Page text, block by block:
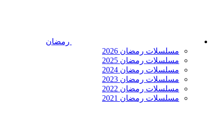
رمضان
مسلسلات رمضان 2026
مسلسلات رمضان 2025
مسلسلات رمضان 2024
مسلسلات رمضان 2023
مسلسلات رمضان 2022
مسلسلات رمضان 2021